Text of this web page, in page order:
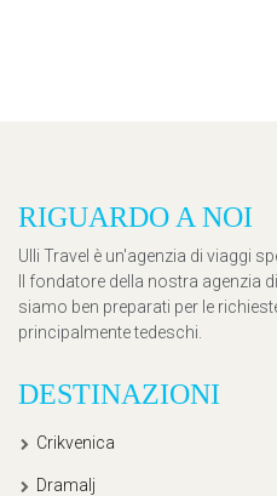
RIGUARDO A NOI
Ulli Travel è un'agenzia di viaggi
Il fondatore della nostra agenzia
siamo ben preparati per le
principalmente tedeschi.
DESTINAZIONI
Crikvenica
Dramalj